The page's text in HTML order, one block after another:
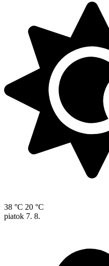
38 °C 20 °C
piatok 7. 8.